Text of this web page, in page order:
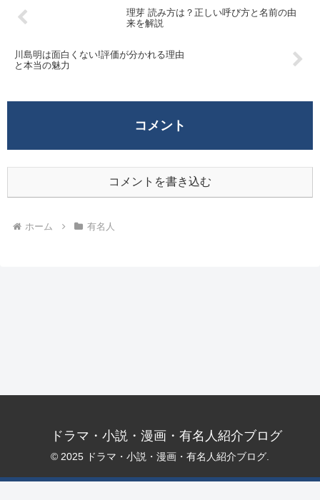
理芽 読み方は？正しい呼び方と名前の由
来を解説
川島明は面白くない!評価が分かれる理由
と本当の魅力
コメント
コメントを書き込む
ホーム 有名人
ドラマ・小説・漫画・有名人紹介ブログ
© 2025 ドラマ・小説・漫画・有名人紹介ブログ.